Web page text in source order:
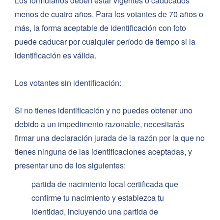
menos de cuatro años. Para los votantes de 70 años o
más, la forma aceptable de identificación con foto
puede caducar por cualquier período de tiempo si la
identificación es válida.
Los votantes sin identificación:
Si no tienes identificación y no puedes obtener uno
debido a un impedimento razonable, necesitarás
firmar una declaración jurada de la razón por la que no
tienes ninguna de las identificaciones aceptadas, y
presentar uno de los siguientes:
partida de nacimiento local certificada que
confirme tu nacimiento y establezca tu
identidad, incluyendo una partida de